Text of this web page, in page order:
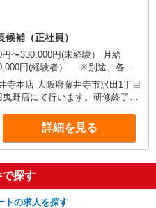
候補（正社員）
円〜330,000円(未経験） 月給
円(経験者） ※別途、各種
能力により決定します ※試用期
（時給1,200円以上） ※経験者は
食業界3年以上の経験となりま
寺本店 大阪府藤井寺市沢田1丁目
藤井寺市沢田1丁目28-1 ・
大阪府羽曳野市向野3丁目96-3
北インター店 大阪府泉佐野市住
阪府松原
詳細を見る
探す
トの求人を探す